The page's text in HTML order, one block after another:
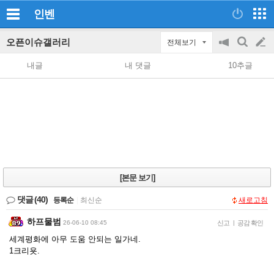
인벤
오픈이슈갤러리 전체보기
공
지
on/off
검
색
글
쓰
내글 내 댓글 10추글
[본문 보기]
댓글(40) 등록순 최신순 새로고침
하프물범 26-06-10 08:45 신고 | 공감 확인
세계평화에 아무 도움 안되는 일가네.
1크리욧.